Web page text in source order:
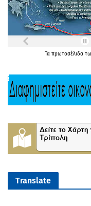
Τα πρωτοσέλιδα
Translate